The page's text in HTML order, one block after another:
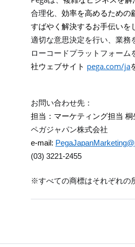
合理化、 効率を高めるための
すばやく解決するお手伝いを
適切な意思決定を行い、業務
ローコードプラットフォーム
社ウェブサイト pega.com/ja
お問い合わせ先：
担当：マーケティング担当 桐
ペガジャパン株式会社
e-mail:
(03) 3221-2455
※すべての商標はそれぞれの